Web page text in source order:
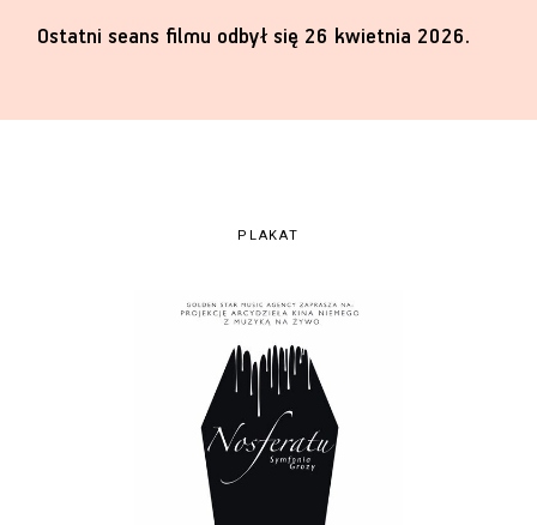
Ostatni seans filmu odbył się 26 kwietnia 2026.
PLAKAT